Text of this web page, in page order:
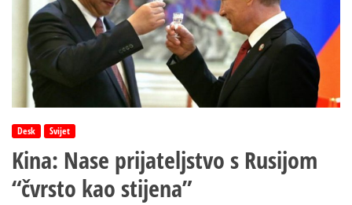
Dejton,
Ustav
ravnopravnost
naroda
Desk Svijet
Kina: Nase prijateljstvo s Rusijom
“čvrsto kao stijena”